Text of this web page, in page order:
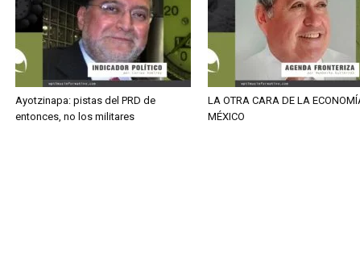
Ayotzinapa: pistas del PRD de
entonces, no los militares
LA OTRA CARA DE LA
MÉXICO